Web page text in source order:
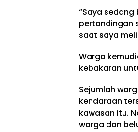
“Saya
pertandingan
saat saya
Warga
kebakaran
Sejumlah
kendaraan
kawasan itu.
warga dan